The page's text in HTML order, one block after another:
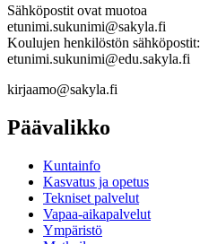
Sähköpostit ovat muotoa
etunimi.sukunimi@sakyla.fi
Koulujen henkilöstön sähköpostit:
etunimi.sukunimi@edu.sakyla.fi
kirjaamo@sakyla.fi
Päävalikko
Kunta­info
Kasvatus ja opetus
Tekniset palvelut
Vapaa-aika­palvelut
Ympä­ristö